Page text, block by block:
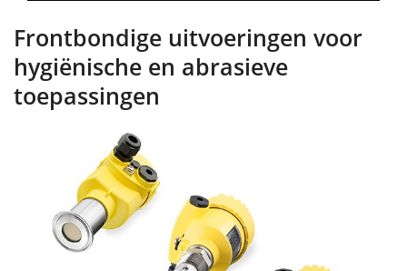
Frontbondige uitvoeringen voor
hygiënische en abrasieve
toepassingen